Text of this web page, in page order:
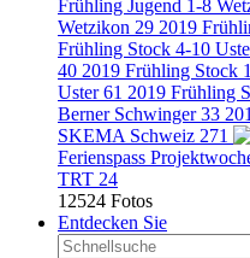
Frühling Jugend 1-8
Wetzikon 29 2019
Frühling Stock 4-10
40 2019 Frühling Stock
Uster61 2019 Frühling
Berner Schwinger33
SKEMA Schweiz 271
Ferienspass
TRT 24
12524 Fotos
Entdecken Sie